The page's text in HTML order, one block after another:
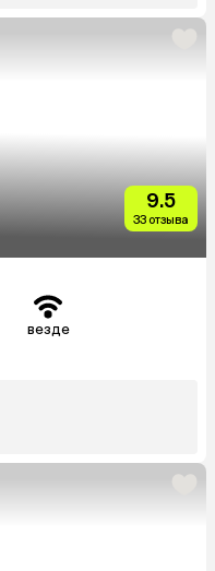
9.5
33 отзыва
везде